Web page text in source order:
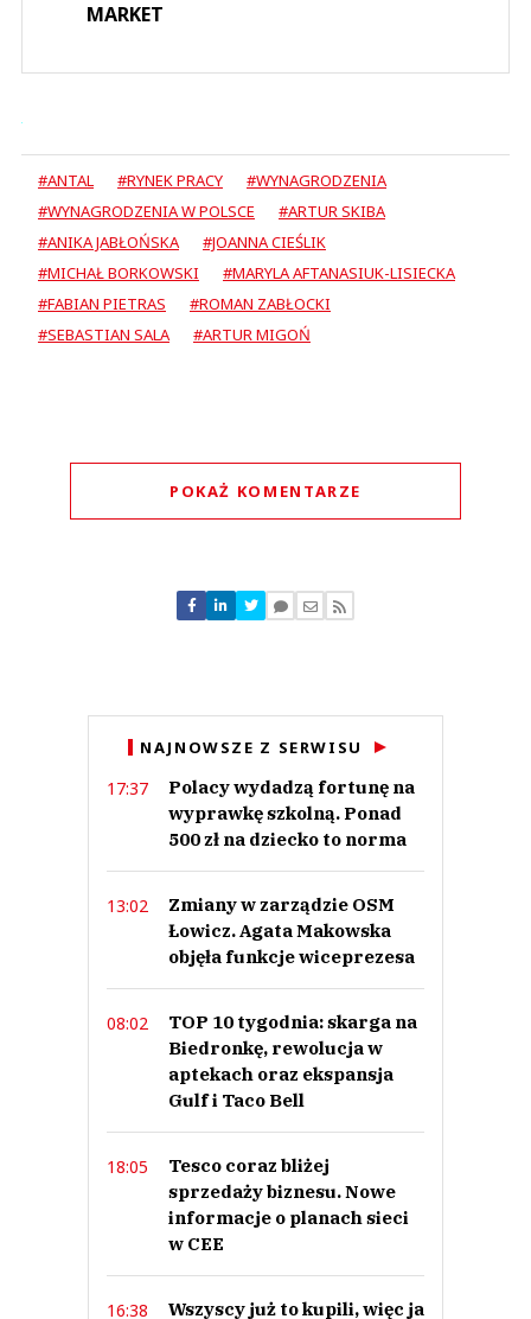
MARKET
#ANTAL #RYNEK PRACY
#WYNAGRODZENIA
#WYNAGRODZENIA W POLSCE
#ARTUR SKIBA
#ANIKA JABŁOŃSKA
#JOANNA CIEŚLIK
#MICHAŁ BORKOWSKI
#MARYLA AFTANASIUK-LISIECKA
#FABIAN PIETRAS
#ROMAN ZABŁOCKI
#SEBASTIAN SALA
#ARTUR MIGOŃ
POKAŻ KOMENTARZE
Nie znaleziono komentarzy
Zostaw swoje komentarze
NAJNOWSZE Z SERWISU
17:37
Polacy wydadzą fortunę na
wyprawkę szkolną. Ponad
500 zł na dziecko to norma
13:02
Zmiany w zarządzie OSM
Łowicz. Agata Makowska
objęła funkcje wiceprezesa
08:02
TOP 10 tygodnia: skarga na
Biedronkę, rewolucja w
aptekach oraz ekspansja
Gulf i Taco Bell
18:05
Tesco coraz bliżej
sprzedaży biznesu. Nowe
informacje o planach sieci
w CEE
16:38 Wszyscy już to kupili, więc ja